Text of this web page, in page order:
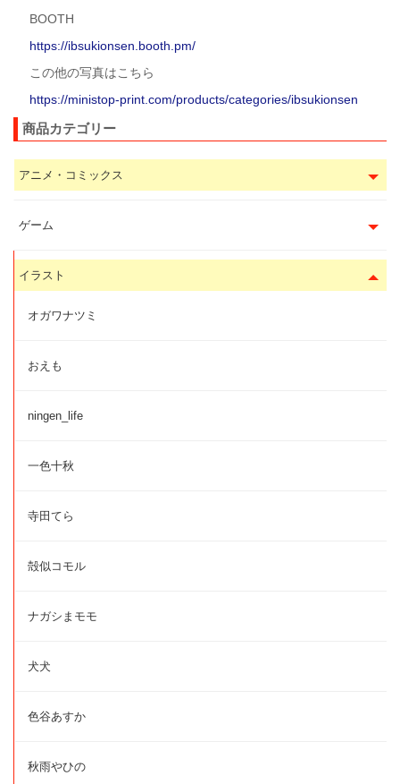
BOOTH
https://ibsukionsen.booth.pm/
この他の写真はこちら
https://ministop-print.com/products/categories/ibsukionsen
商品カテゴリー
アニメ・コミックス
ゲーム
イラスト
オガワナツミ
おえも
ningen_life
一色十秋
寺田てら
殻似コモル
ナガシまモモ
犬犬
色谷あすか
秋雨やひの